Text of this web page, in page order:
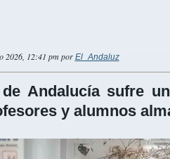
2026, 12:41 pm por El_Andaluz
Andalucía sufre
y alumnos